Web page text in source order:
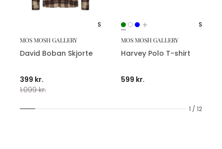
1 / 12
S
MOS MOSH GALLERY
David Boban Skjorte
399 kr.
1.099 kr.
S
MOS MOSH GALLERY
Harvey Polo T-shirt
599 kr.